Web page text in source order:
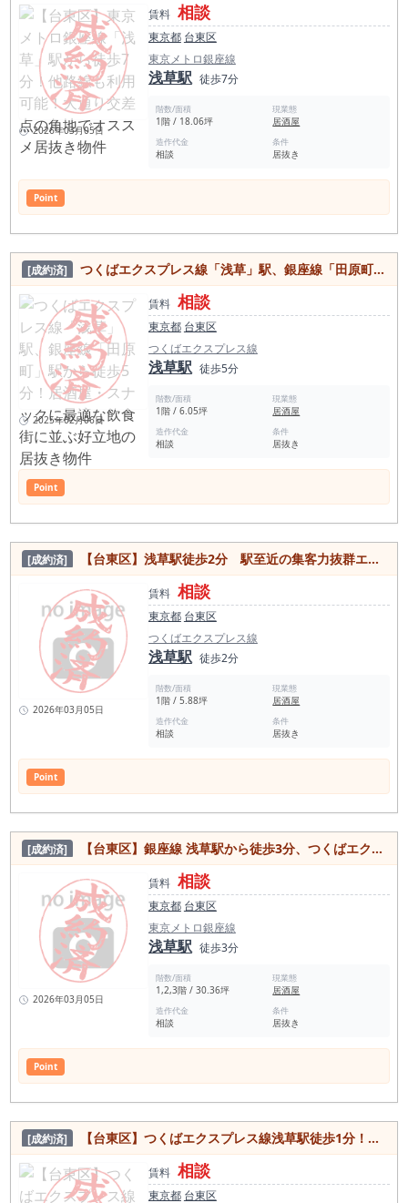
2026年03月05日
賃料 相談
東京都 台東区
東京メトロ銀座線
浅草駅 徒歩7分
階数/面積
1階 / 18.06坪
現業態
居酒屋
造作代金
相談
条件
居抜き
Point
[成約済] つくばエクスプレス線「浅草」駅、銀座線「田原町」駅から徒歩5分！居酒屋・スナックに最適な飲食街に並ぶ好立地の居抜き物件
2025年02月06日
賃料 相談
東京都 台東区
つくばエクスプレス線
浅草駅 徒歩5分
階数/面積
1階 / 6.05坪
現業態
居酒屋
造作代金
相談
条件
居抜き
Point
[成約済] 【台東区】浅草駅徒歩2分 駅至近の集客力抜群エリア！内装美麗な居抜き物件
2026年03月05日
賃料 相談
東京都 台東区
つくばエクスプレス線
浅草駅 徒歩2分
階数/面積
1階 / 5.88坪
現業態
居酒屋
造作代金
相談
条件
居抜き
Point
[成約済] 【台東区】銀座線 浅草駅から徒歩3分、つくばエクスプレス線 浅草駅から徒歩5分！浅草1丁目繁華街、雷門柳小路沿い好立地！一棟貸し居抜き物件
2026年03月05日
賃料 相談
東京都 台東区
東京メトロ銀座線
浅草駅 徒歩3分
階数/面積
1,2,3階 / 30.36坪
現業態
居酒屋
造作代金
相談
条件
居抜き
Point
[成約済] 【台東区】つくばエクスプレス線浅草駅徒歩1分！国際通り沿い路面店・角部屋で視認性抜群◎スケルトン物件
賃料 相談
東京都 台東区